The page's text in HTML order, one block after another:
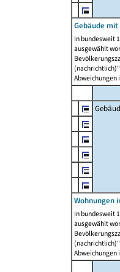
Gebäude mit
In bundesweit
ausgewählt
Abweichungen
Wohnungen
In bundesweit
ausgewählt
Abweichungen